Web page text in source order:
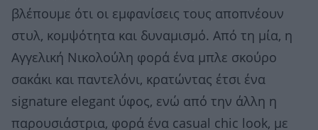
βλέπουμε ότι οι εμφανίσεις τους αποπνέουν
στυλ, κομψότητα και δυναμισμό. Από τη μία, η
Αγγελική Νικολούλη φορά ένα μπλε σκούρο
σακάκι και παντελόνι, κρατώντας έτσι ένα
signature elegant ύφος, ενώ από την άλλη η
παρουσιάστρια, φορά ένα casual chic look, με